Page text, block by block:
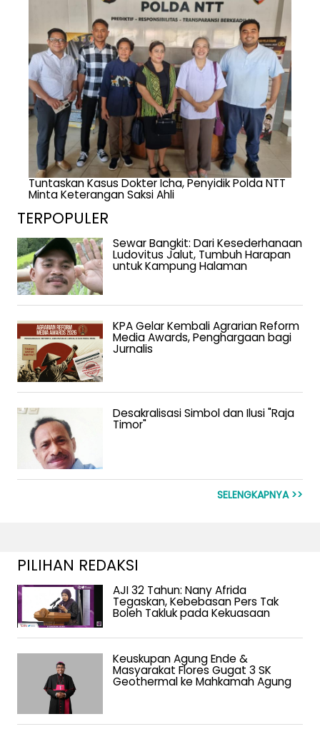
Tuntaskan Kasus Dokter Icha, Penyidik Polda NTT
Minta Keterangan Saksi Ahli
TERPOPULER
Sewar Bangkit: Dari Kesederhanaan
Ludovitus Jalut, Tumbuh Harapan
untuk Kampung Halaman
KPA Gelar Kembali Agrarian Reform
Media Awards, Penghargaan bagi
Jurnalis
Desakralisasi Simbol dan Ilusi "Raja
Timor"
SELENGKAPNYA >>
PILIHAN REDAKSI
AJI 32 Tahun: Nany Afrida
Tegaskan, Kebebasan Pers Tak
Boleh Takluk pada Kekuasaan
Keuskupan Agung Ende &
Masyarakat Flores Gugat 3 SK
Geothermal ke Mahkamah Agung